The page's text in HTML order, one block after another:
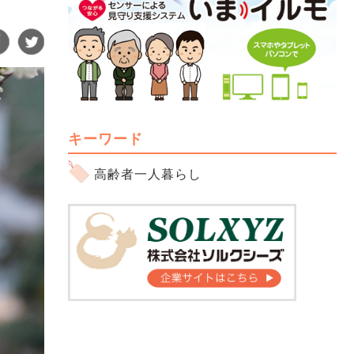
キーワード
高齢者一人暮らし